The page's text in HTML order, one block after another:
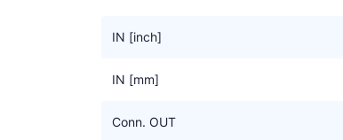
IN [inch]
IN [mm]
Conn. OUT